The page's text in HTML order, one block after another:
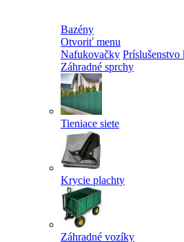
Bazény
Otvoriť menu
Nafukovačky Príslušenstvo
Záhradné sprchy
Tieniace siete
Krycie plachty
Záhradné vozíky